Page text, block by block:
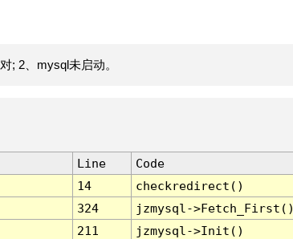
; 2、mysql未启动。
Line
Code
14
checkredirect()
324
jzmysql-
211
jzmysql->Init()